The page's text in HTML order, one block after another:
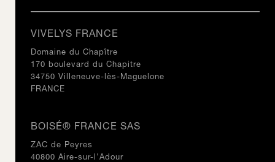
VIVELYS FRANCE
Domaine du Chapître
170 boulevard du Chapitre
34750 Villeneuve-lès-Maguelone
FRANCE
BOISÉ® FRANCE SAS
ZAC de Peyres
40800 Aire-sur-l'Adour